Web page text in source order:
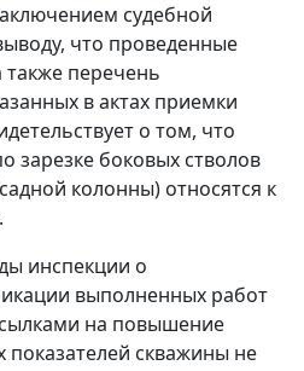
судебной
что проведенные
также перечень
в актах приемки
о том, что
зарезке боковых стволов
колонны) относятся к
инспекции о
выполненных работ
на повышение
показателей скважины не